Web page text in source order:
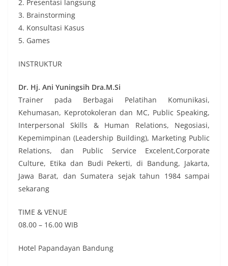
2. Presentasi langsung
3. Brainstorming
4. Konsultasi Kasus
5. Games
INSTRUKTUR
Dr. Hj. Ani Yuningsih Dra.M.Si
Trainer pada Berbagai Pelatihan Komunikasi,
Kehumasan, Keprotokoleran dan MC, Public Speaking,
Interpersonal Skills & Human Relations, Negosiasi,
Kepemimpinan (Leadership Building), Marketing Public
Relations, dan Public Service Excelent,Corporate
Culture, Etika dan Budi Pekerti, di Bandung, Jakarta,
Jawa Barat, dan Sumatera sejak tahun 1984 sampai
sekarang
TIME & VENUE
08.00 – 16.00 WIB
Hotel Papandayan Bandung